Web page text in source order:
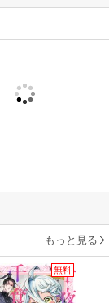
もっと見る
無料